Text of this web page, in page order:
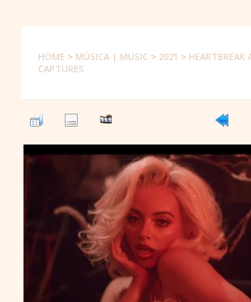
HOME > MÚSICA | MUSIC > 2021 > HEARTBREAK
CAPTURES